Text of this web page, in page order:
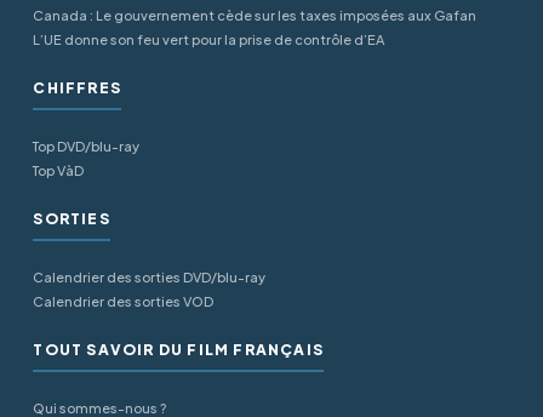
Canada : Le gouvernement cède sur les taxes imposées aux Gafan
L’UE donne son feu vert pour la prise de contrôle d’EA
CHIFFRES
Top DVD/blu-ray
Top VàD
SORTIES
Calendrier des sorties DVD/blu-ray
Calendrier des sorties VOD
TOUT SAVOIR DU FILM FRANÇAIS
Qui sommes-nous ?